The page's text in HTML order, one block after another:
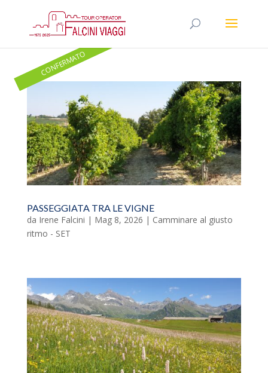
PASSEGGIATA TRA LE VIGNE
da Irene Falcini | Mag 8, 2026 | Camminare al giusto
ritmo - SET
CONFERMATO
CONFERMATO